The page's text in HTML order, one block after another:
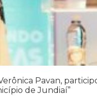
Pavan,
de Jundiaí”